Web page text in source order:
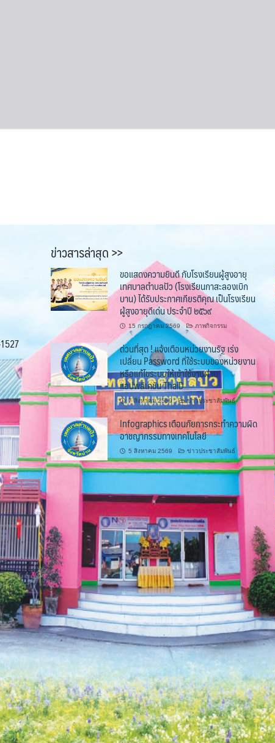
ข่าวสารล่าสุด >>
ขอแสดงความยินดี กับโรงเรียนผู้สูงอายุ
เทศบาลตำบลปัว (โรงเรียนกาสะลองเบิก
บาน) ได้รับประกาศเกียรติคุณ เป็นโรงเรียน
ผู้สูงอายุดีเด่น ประจำปี ๒๕๖๙
15 กรกฎาคม 2569 ภาพกิจกรรม
ด่วนที่สุด ! แจ้งเตือนหน่วยงานรัฐ เร่ง
เปลี่ยน Password ที่ใช้ระบบของหน่วยงาน
หรือแก้ไขระบบให้เข้าใช้งานผ่าน
แอปพลิเคชัน ThaiD
7 สิงหาคม 2569 ข่าวประชาสัมพันธ์
Infographics เตือนภัยการกระทำความผิด
อาชญากรรมทางเทคโนโลยี
5 สิงหาคม 2569 ข่าวประชาสัมพันธ์